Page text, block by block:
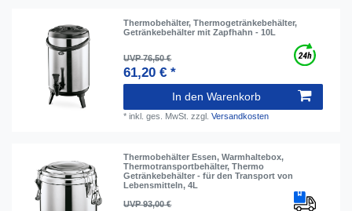
Thermobehälter, Thermogetränkebehälter,
Getränkebehälter mit Zapfhahn - 10L
UVP 76,50 €
61,20 € *
In den Warenkorb
*inkl. ges. MwSt. zzgl.Versandkosten
Thermobehälter Essen, Warmhaltebox,
Thermotransportbehälter, Thermo
Getränkebehälter - für den Transport von
Lebensmitteln, 4L
UVP 93,00 €